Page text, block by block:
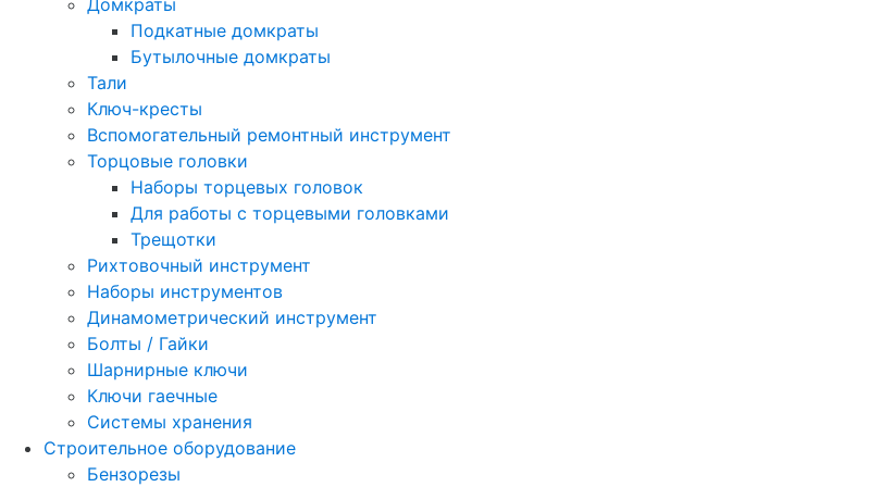
Домкраты
Подкатные домкраты
Бутылочные домкраты
Тали
Ключ-кресты
Вспомогательный ремонтный инструмент
Торцовые головки
Наборы торцевых головок
Для работы с торцевыми головками
Трещотки
Рихтовочный инструмент
Наборы инструментов
Динамометрический инструмент
Болты / Гайки
Шарнирные ключи
Ключи гаечные
Системы хранения
Строительное оборудование
Бензорезы